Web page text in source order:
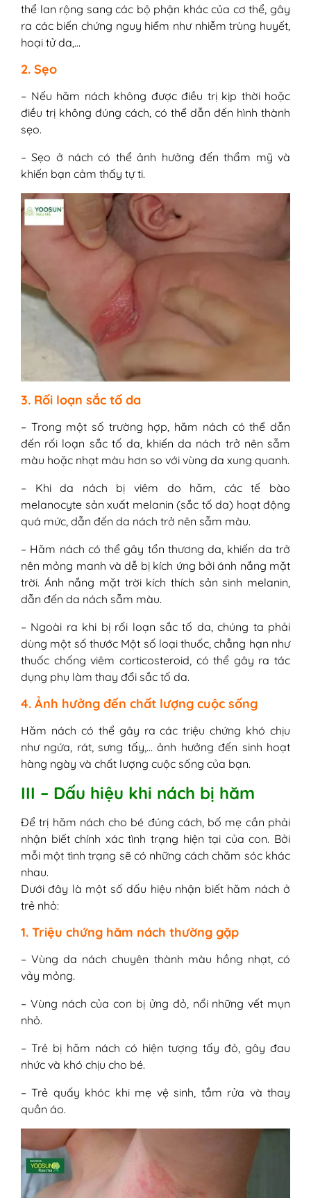
thể lan rộng sang các bộ phận khác của cơ thể, gây
ra các biến chứng nguy hiểm như nhiễm trùng huyết,
hoại tử da,…
2. Sẹo
– Nếu hăm nách không được điều trị kịp thời hoặc
điều trị không đúng cách, có thể dẫn đến hình thành
sẹo.
– Sẹo ở nách có thể ảnh hưởng đến thẩm mỹ và
khiến bạn cảm thấy tự ti.
3. Rối loạn sắc tố da
– Trong một số trường hợp, hăm nách có thể dẫn
đến rối loạn sắc tố da, khiến da nách trở nên sẫm
màu hoặc nhạt màu hơn so với vùng da xung quanh.
– Khi da nách bị viêm do hăm, các tế bào
melanocyte sản xuất melanin (sắc tố da) hoạt động
quá mức, dẫn đến da nách trở nên sẫm màu.
– Hăm nách có thể gây tổn thương da, khiến da trở
nên mỏng manh và dễ bị kích ứng bởi ánh nắng mặt
trời. Ánh nắng mặt trời kích thích sản sinh melanin,
dẫn đến da nách sẫm màu.
– Ngoài ra khi bị rối loạn sắc tố da, chúng ta phải
dùng một số thước Một số loại thuốc, chẳng hạn như
thuốc chống viêm corticosteroid, có thể gây ra tác
dụng phụ làm thay đổi sắc tố da.
4. Ảnh hưởng đến chất lượng cuộc sống
Hăm nách có thể gây ra các triệu chứng khó chịu
như ngứa, rát, sưng tấy,… ảnh hưởng đến sinh hoạt
hàng ngày và chất lượng cuộc sống của bạn.
III – Dấu hiệu khi nách bị hăm
Để trị hăm nách cho bé đúng cách, bố mẹ cần phải
nhận biết chính xác tình trạng hiện tại của con. Bởi
mỗi một tình trạng sẽ có những cách chăm sóc khác
nhau.
Dưới đây là một số dấu hiệu nhận biết hăm nách ở
trẻ nhỏ:
1. Triệu chứng hăm nách thường gặp
– Vùng da nách chuyên thành màu hồng nhạt, có
vảy mỏng.
– Vùng nách của con bị ửng đỏ, nổi những vết mụn
nhỏ.
– Trẻ bị hăm nách có hiện tượng tấy đỏ, gây đau
nhức và khó chịu cho bé.
– Trẻ quấy khóc khi mẹ vệ sinh, tắm rửa và thay
quần áo.